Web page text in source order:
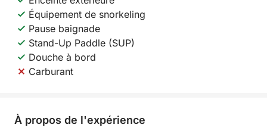
Équipement de snorkeling
Pause baignade
Stand-Up Paddle (SUP)
Douche à bord
Carburant
À propos de l'expérience